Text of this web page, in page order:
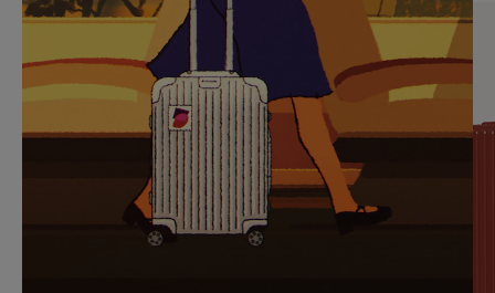
SUR
POUR
METTRE
PAUSE
VEUILLEZ
CLIQUER
POUR
RÉACTIVER
LE
SON